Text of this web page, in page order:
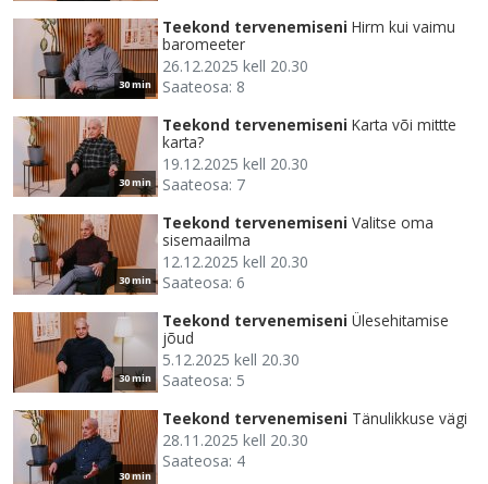
30 min
Teekond tervenemiseni Hirm kui vaimu
baromeeter
26.12.2025 kell 20.30
Saateosa: 8
30 min
Teekond tervenemiseni Karta või mittte
karta?
19.12.2025 kell 20.30
Saateosa: 7
30 min
Teekond tervenemiseni Valitse oma
sisemaailma
12.12.2025 kell 20.30
Saateosa: 6
30 min
Teekond tervenemiseni Ülesehitamise
jõud
5.12.2025 kell 20.30
Saateosa: 5
30 min
Teekond tervenemiseni Tänulikkuse vägi
28.11.2025 kell 20.30
Saateosa: 4